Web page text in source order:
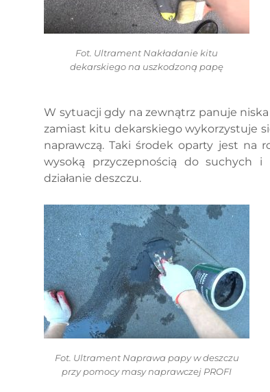
Fot. Ultrament Nakładanie kitu
dekarskiego na uszkodzoną papę
W sytuacji gdy na zewnątrz panuje
zamiast kitu dekarskiego wykorzystuje
naprawczą. Taki środek oparty jest na
wysoką przyczepnością do suchych i
działanie deszczu.
Fot. Ultrament Naprawa papy w deszczu
przy pomocy masy naprawczej PROFI